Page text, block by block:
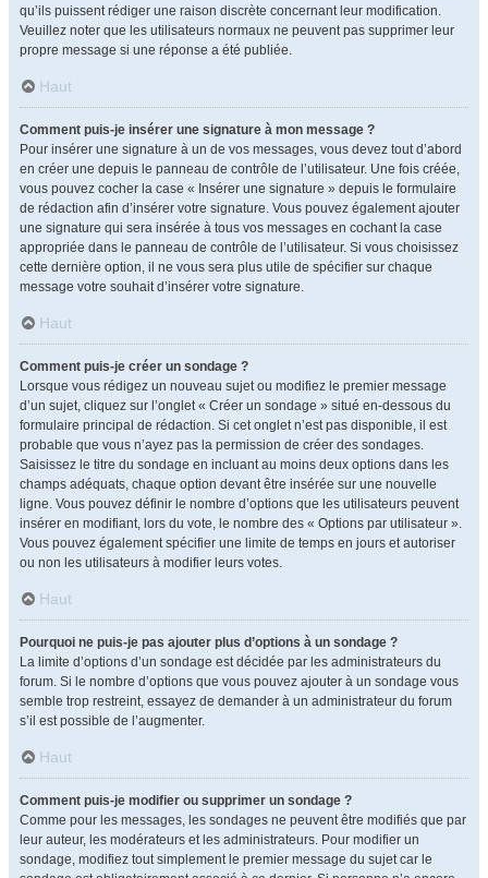
qu’ils puissent rédiger une raison discrète concernant leur modification.
Veuillez noter que les utilisateurs normaux ne peuvent pas supprimer leur
propre message si une réponse a été publiée.
Haut
Comment puis-je insérer une signature à mon message ?
Pour insérer une signature à un de vos messages, vous devez tout d’abord
en créer une depuis le panneau de contrôle de l’utilisateur. Une fois créée,
vous pouvez cocher la case « Insérer une signature » depuis le formulaire
de rédaction afin d’insérer votre signature. Vous pouvez également ajouter
une signature qui sera insérée à tous vos messages en cochant la case
appropriée dans le panneau de contrôle de l’utilisateur. Si vous choisissez
cette dernière option, il ne vous sera plus utile de spécifier sur chaque
message votre souhait d’insérer votre signature.
Haut
Comment puis-je créer un sondage ?
Lorsque vous rédigez un nouveau sujet ou modifiez le premier message
d’un sujet, cliquez sur l’onglet « Créer un sondage » situé en-dessous du
formulaire principal de rédaction. Si cet onglet n’est pas disponible, il est
probable que vous n’ayez pas la permission de créer des sondages.
Saisissez le titre du sondage en incluant au moins deux options dans les
champs adéquats, chaque option devant être insérée sur une nouvelle
ligne. Vous pouvez définir le nombre d’options que les utilisateurs peuvent
insérer en modifiant, lors du vote, le nombre des « Options par utilisateur ».
Vous pouvez également spécifier une limite de temps en jours et autoriser
ou non les utilisateurs à modifier leurs votes.
Haut
Pourquoi ne puis-je pas ajouter plus d’options à un sondage ?
La limite d’options d’un sondage est décidée par les administrateurs du
forum. Si le nombre d’options que vous pouvez ajouter à un sondage vous
semble trop restreint, essayez de demander à un administrateur du forum
s’il est possible de l’augmenter.
Haut
Comment puis-je modifier ou supprimer un sondage ?
Comme pour les messages, les sondages ne peuvent être modifiés que par
leur auteur, les modérateurs et les administrateurs. Pour modifier un
sondage, modifiez tout simplement le premier message du sujet car le